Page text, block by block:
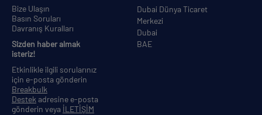
Dubai Dünya Ticaret
Merkezi
Dubai
BAE
Bize Ulaşın
Basın Soruları
Davranış Kuralları
Sizden haber almak
isteriz!
Etkinlikle ilgili sorularınız
için e-posta gönderin
Breakbulk
Destek adresine e-posta
gönderin veya İLETİŞİM